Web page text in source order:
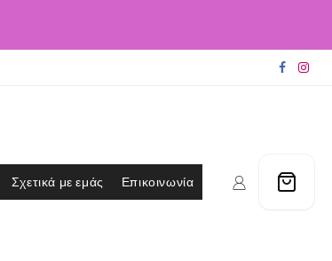
Σχετικά με εμάς Επικοινωνία